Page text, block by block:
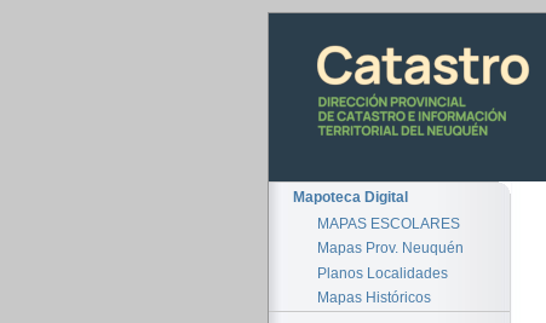
Mapoteca Digital
MAPAS ESCOLARES
Mapas Prov. Neuquén
Planos Localidades
Mapas Históricos